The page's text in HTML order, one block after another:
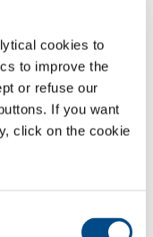
cookies to
to improve the
or refuse our
If you want
click on the cookie
équipements pour
la santé